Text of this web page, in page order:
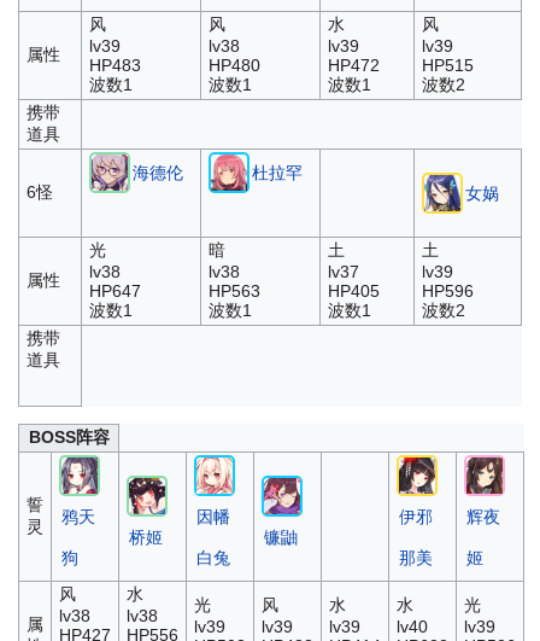
属性
风
lv39
HP483
波数1
风
lv38
HP480
波数1
水
lv39
HP472
波数1
风
lv39
HP515
波数2
携带
道具
6怪
海德伦
杜拉罕
女娲
属性
光
lv38
HP647
波数1
暗
lv38
HP563
波数1
土
lv37
HP405
波数1
土
lv39
HP596
波数2
携带
道具
BOSS阵容
誓
灵
鸦天
狗
桥姬
因幡
白兔
镰鼬
伊邪
那美
辉夜
姬
属
风
lv38
HP427
水
lv38
HP556
光
lv39
风
lv39
水
lv39
水
lv40
光
lv39